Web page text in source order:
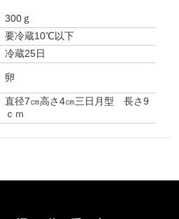
300ｇ
要冷蔵10℃以下
冷蔵25日
卵
直径7㎝高さ4㎝三日月型 長さ9
ｃｍ